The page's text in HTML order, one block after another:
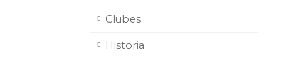
Clubes
Historia